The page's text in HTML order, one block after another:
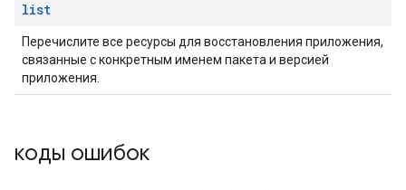
list
Перечислите все ресурсы для восстановления приложения,
связанные с конкретным именем пакета и версией
приложения.
коды ошибок